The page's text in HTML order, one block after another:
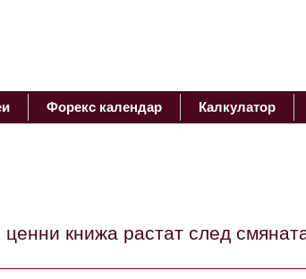
Форекс календар Калкулатор
книжа растат след